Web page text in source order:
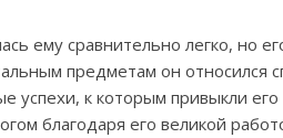
ему сравнительно легко, но
предметам он относился
успехи, к которым привыкли его
благодаря его великой